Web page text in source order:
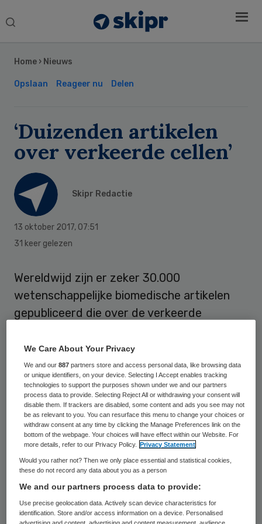
Search
Home › Nieuws
Opslaan Reageer nu Delen
‘Duizenden artikelen
over verkeerde cellen’
Skipr Redactie
13 oktober 2017, 07:51
31 keer gelezen
Wereldwijd zijn er zeker 30.000
wetenschappelijke biomedische artikelen
gepubliceerd die over de verkeerde
van de Radboud Universiteit.
Door slordigheidjes in het lab kunnen
bepaalde cellen, die zichzelf oneindig
vermenigvuldigen, andere cellen besmetten
en helemaal overnemen. Daardoor kan het
gebeuren dat onderzoekers denken dat ze
onderzoek aan het doen zijn met
bijvoorbeeld menselijke huidkankercellen,
terwijl die in werkelijkheid grotendeels
vervangen zijn door muizenstaartcellen.
Sidebar
We Care About Your Privacy
We and our887 partners store and access personal data, like browsing data
or unique identifiers, on your device. Selecting I Accept enables tracking
technologies to support the purposes shown under we and our partners
process data to provide. Selecting Reject All or withdrawing your consent will
disable them. If trackers are disabled, some content and ads you see may not
be as relevant to you. You can resurface this menu to change your choices or
withdraw consent at any time by clicking the Manage Preferences link on the
bottom of the webpage. Your choices will have effect within our Website. For
more details, refer to our Privacy Policy.
Privacy Statement
Would you rather not? Then we only place essential and statistical cookies,
these do not record any data about you as a person
We and our partners process data to provide:
Use precise geolocation data. Actively scan device characteristics for
identification. Store and/or access information on a device. Personalised